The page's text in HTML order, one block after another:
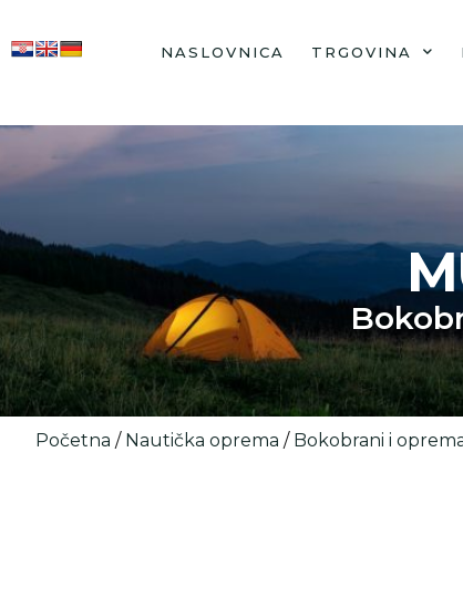
NASLOVNICA TRGOVINA
Početna / Nautička oprema / Bokobrani i